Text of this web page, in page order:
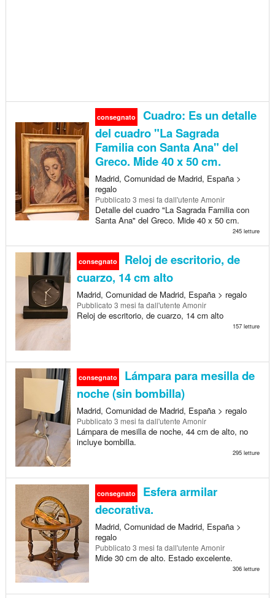
consegnato
Cuadro: Es un detalle
del cuadro "La Sagrada
Familia con Santa Ana" del
Greco. Mide 40 x 50 cm.
Madrid, Comunidad de Madrid, España >
regalo
Pubblicato 3 mesi fa dall'utente Amonir
Detalle del cuadro "La Sagrada Familia con
Santa Ana" del Greco. Mide 40 x 50 cm.
245 letture
consegnato
Reloj de escritorio, de
cuarzo, 14 cm alto
Madrid, Comunidad de Madrid, España > regalo
Pubblicato 3 mesi fa dall'utente Amonir
Reloj de escritorio, de cuarzo, 14 cm alto
157 letture
consegnato
Lámpara para mesilla de
noche (sin bombilla)
Madrid, Comunidad de Madrid, España > regalo
Pubblicato 3 mesi fa dall'utente Amonir
Lámpara de mesilla de noche, 44 cm de alto, no
incluye bombilla.
295 letture
consegnato
Esfera armilar
decorativa.
Madrid, Comunidad de Madrid, España >
regalo
Pubblicato 3 mesi fa dall'utente Amonir
Mide 30 cm de alto. Estado excelente.
306 letture